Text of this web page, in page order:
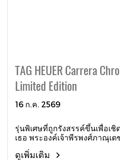
TAG HEUER Carrera
Limited Edition
16 ก.ค. 2569
รุ่นพิเศษที่ถูกรังสรรค์ขึ้นเพื่อเชิ
เธอ พระองค์เจ้าพีรพงศ์ภาณุเด
ดูเพิ่มเติม